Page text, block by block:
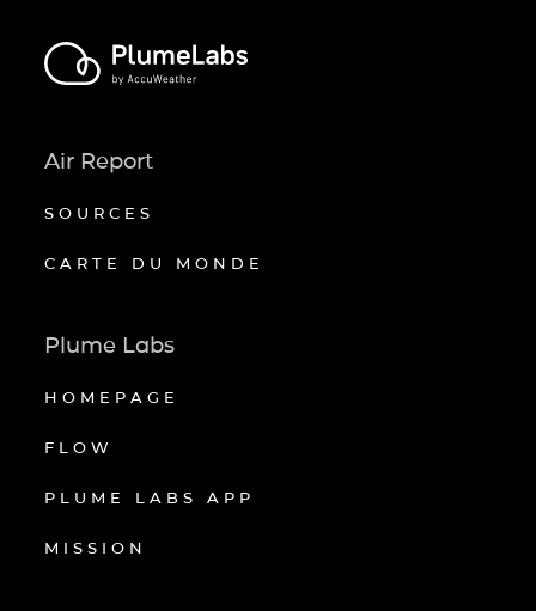
Air Report
SOURCES
CARTE DU MONDE
Plume Labs
HOMEPAGE
FLOW
PLUME LABS APP
MISSION